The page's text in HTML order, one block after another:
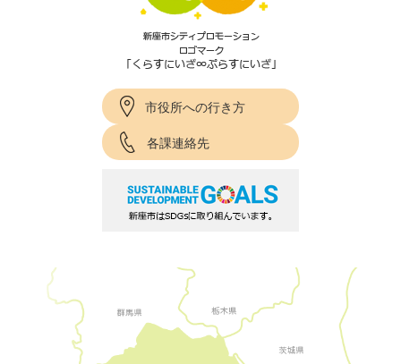
市役所への行き方
各課連絡先